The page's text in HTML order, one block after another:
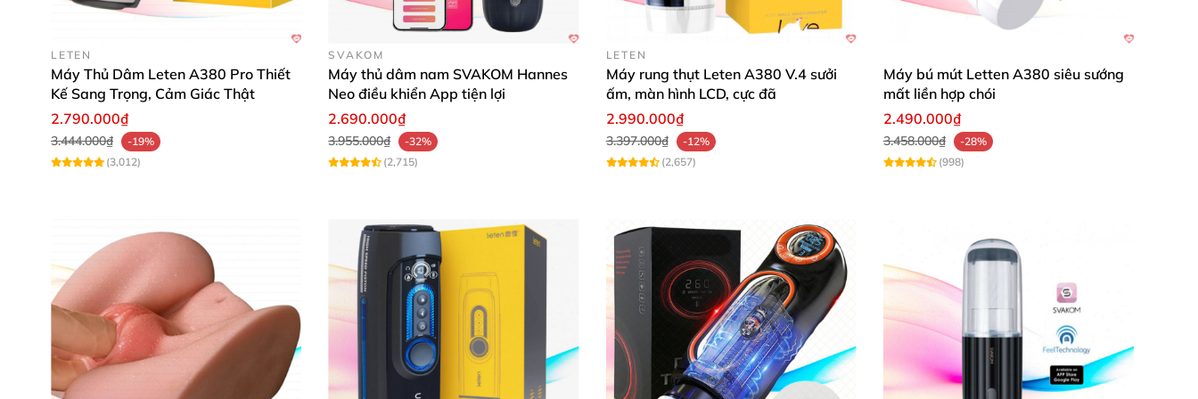
So với nhiều sản phẩm đồ chơi tình dục cho nam khác trên thị trường hiện nay, không phải tự nhiên cốc thủ dâm Magical Kiss lại trở thành một sản
phẩm hot đến như thế. Phần ngoài thiết kế bắt mắt, chất lượng an toàn, giá thành hợp lý. Chỉ bấy nhiêu ưu điểm thôi cũng đủ để sản phẩm này trở
nên nóng trên mọi mặt trận.
Ưu điểm nổi trội của sản phẩm âm đạo giả nhỏ gọn, ôm khít Magical Kiss
LETEN
Máy Thủ Dâm Leten A380 Pro Thiết
Kế Sang Trọng, Cảm Giác Thật
2.790.000₫
3.444.000₫
-19%
(3,012)
SVAKOM
Máy thủ dâm nam SVAKOM Hannes
Neo điều khiển App tiện lợi
2.690.000₫
3.955.000₫
-32%
(2,715)
LETEN
Máy rung thụt Leten A380 V.4 sưởi
ấm, màn hình LCD, cực đã
2.990.000₫
3.397.000₫
-12%
(2,657)
Máy bú mút Letten A380 siêu sướng
mất liền hợp chói
2.490.000₫
3.458.000₫
-28%
(998)